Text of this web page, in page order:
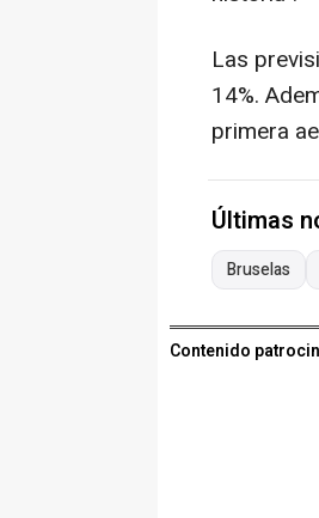
Las
14%.
primera
Últimas
Bruselas
Contenido